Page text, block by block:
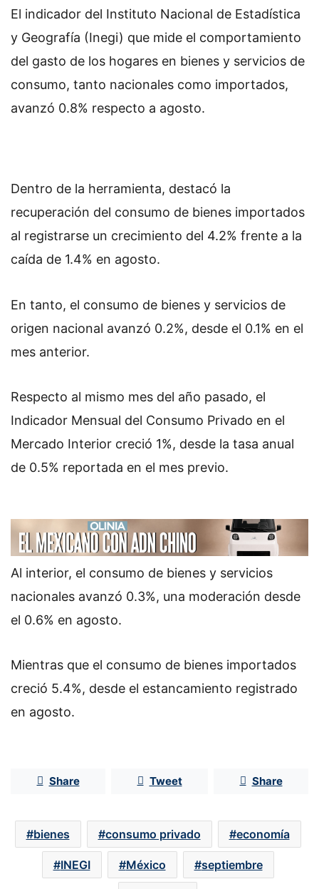
El indicador del Instituto Nacional de Estadística
y Geografía (Inegi) que mide el comportamiento
del gasto de los hogares en bienes y servicios de
consumo, tanto nacionales como importados,
avanzó 0.8% respecto a agosto.
Dentro de la herramienta, destacó la
recuperación del consumo de bienes importados
al registrarse un crecimiento del 4.2% frente a la
caída de 1.4% en agosto.
En tanto, el consumo de bienes y servicios de
origen nacional avanzó 0.2%, desde el 0.1% en el
mes anterior.
Respecto al mismo mes del año pasado, el
Indicador Mensual del Consumo Privado en el
Mercado Interior creció 1%, desde la tasa anual
de 0.5% reportada en el mes previo.
Al interior, el consumo de bienes y servicios
nacionales avanzó 0.3%, una moderación desde
el 0.6% en agosto.
Mientras que el consumo de bienes importados
creció 5.4%, desde el estancamiento registrado
en agosto.
Share Tweet Share
bienes consumo privado economía
INEGI México septiembre